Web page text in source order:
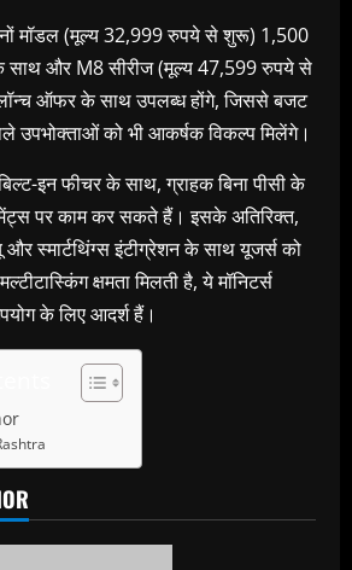
मॉडल (मूल्य 32,999 रुपये से शुरू) 1,500
और M8 सीरीज (मूल्य 47,599 रुपये से
ऑफर के साथ उपलब्ध होंगे, जिससे बजट
उपभोक्ताओं को भी आकर्षक विकल्प मिलेंगे।
इन फीचर के साथ, ग्राहक बिना पीसी के
पर काम कर सकते हैं। इसके अतिरिक्त,
और स्मार्टथिंग्स इंटीग्रेशन के साथ यूजर्स को
क्षमता मिलती है, ये मॉनिटर्स
के लिए आदर्श हैं।